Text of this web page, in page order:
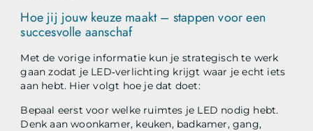
Hoe jij jouw keuze maakt – stappen voor een
succesvolle aanschaf
Met de vorige informatie kun je strategisch te werk
gaan zodat je LED‑verlichting krijgt waar je echt iets
aan hebt. Hier volgt hoe je dat doet:
Bepaal eerst voor welke ruimtes je LED nodig hebt.
Denk aan woonkamer, keuken, badkamer, gang,